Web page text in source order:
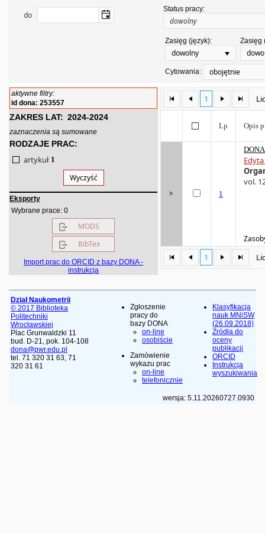
do
Status pracy:
Zasięg (język):
dowolny
Zasięg
Cytowania: obojętnie
aktywne filtry:
id dona: 253557
ZAKRES LAT: 2024-2024
zaznaczenia są sumowane
RODZAJE PRAC:
artykuł 1
Wyczyść
Eksporty
Wybrane prace: 0
MODS
BibTex
Import prac do ORCID z bazy DONA -
instrukcja
1
Lp Opis
1
1
vol.
Dział Naukometrii
© 2017 Biblioteka
Politechniki
Wrocławskiej
Plac Grunwaldzki 11
bud. D-21, pok. 104-108
dona@pwr.edu.pl
tel. 71 320 31 63, 71
320 31 61
Zgłoszenie
pracy do
bazy DONA
on-line
osobiście
Zamówienie
wykazu prac
on-line
telefonicznie
Klasyfikacja
nauk MNiSW
(26.09.2018)
Źródła do
oceny
publikacji
ORCID
Instrukcja
wyszukiwania
wersja: 5.11.20260727.0930